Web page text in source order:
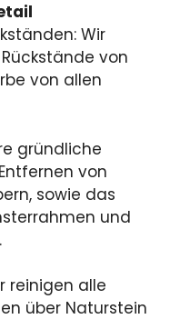
Wir
von
von allen
gründliche
von
sowie das
und
reinigen alle
über Naturstein